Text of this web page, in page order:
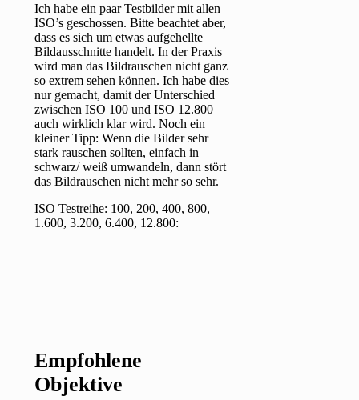
Ich habe ein paar Testbilder mit allen
ISO’s geschossen. Bitte beachtet aber,
dass es sich um etwas aufgehellte
Bildausschnitte handelt. In der Praxis
wird man das Bildrauschen nicht ganz
so extrem sehen können. Ich habe dies
nur gemacht, damit der Unterschied
zwischen ISO 100 und ISO 12.800
auch wirklich klar wird. Noch ein
kleiner Tipp: Wenn die Bilder sehr
stark rauschen sollten, einfach in
schwarz/ weiß umwandeln, dann stört
das Bildrauschen nicht mehr so sehr.
ISO Testreihe: 100, 200, 400, 800,
1.600, 3.200, 6.400, 12.800:
Empfohlene
Objektive